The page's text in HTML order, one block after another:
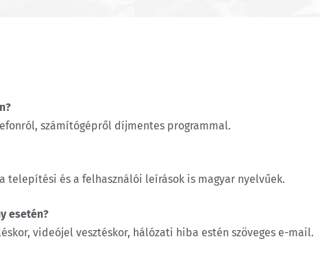
számítógépről díjmentes programmal.
telepítési és a felhasználói leírások is magyar nyelvűek.
esetén?
videójel vesztéskor, hálózati hiba estén szöveges e-mail.